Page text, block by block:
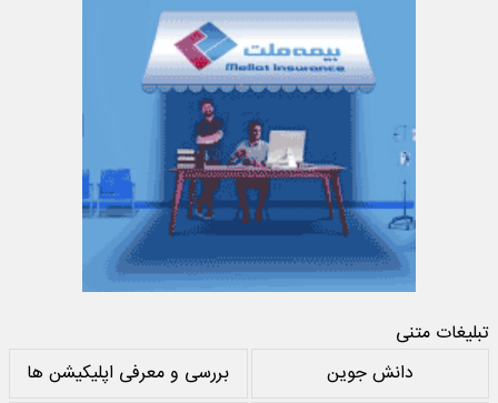
تبلیغات متنی
دانش جوین
بررسی و معرفی اپلیکیشن ها